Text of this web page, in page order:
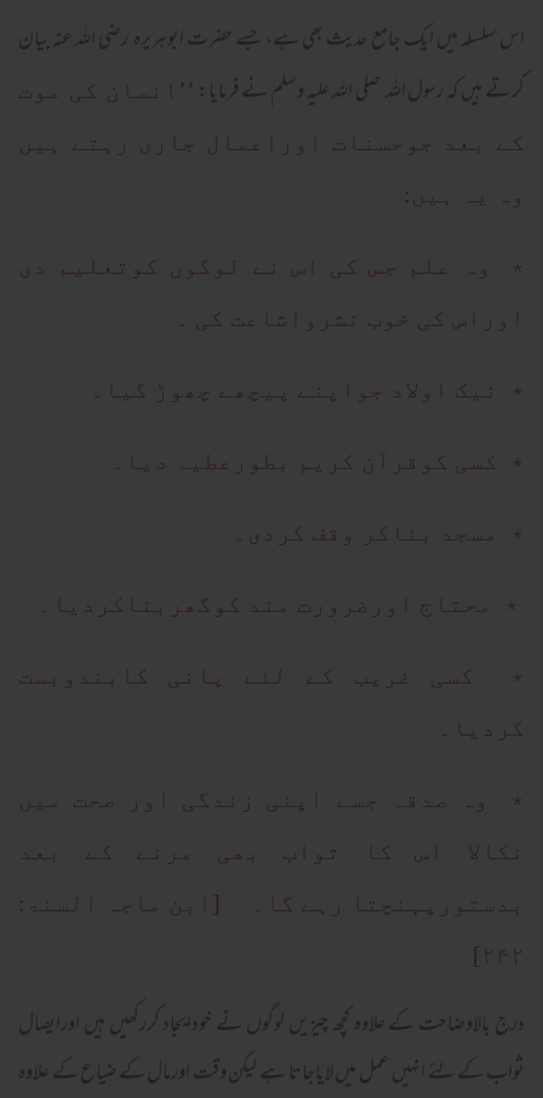
اس سلسلہ میں ایک جامع حدیث بھی ہے، جسے حضرت ابوہریرہ رضی اللہ عنہ بیان
کرتے ہیں کہ رسول اللہ صلی اللہ علیہ وسلم نے فرمایا: ’’انسان کی موت
کے بعد جوحسنات اوراعمال جاری رہتے ہیں
وہ یہ ہیں:
٭ وہ علم جس کی اس نے لوگوں کوتعلیم دی
اوراس کی خوب نشرواشاعت کی ۔
٭ نیک اولاد جواپنے پیچھے چھوڑ گیا۔
٭ کسی کوقرآن کریم بطورعطیہ دیا۔
٭ مسجد بناکر وقف کردی۔
٭ محتاج اورضرورت مند کوگھربناکردیا۔
٭ کسی غریب کے لئے پانی کابندوبست
کردیا۔
٭ وہ صدقہ جسے اپنی زندگی اور صحت میں
نکالا اس کا ثواب بھی مرنے کے بعد
بدستورپہنچتا رہے گا۔ [ابن ماجہ السنۃ:
۲۴۲]
درج بالاوضاحت کے علاوہ کچھ چیزیں لوگوں نے خودایجاد کررکھیں ہیں اورایصال
ثواب کے لئے انہیں عمل میں لایاجاتا ہے لیکن وقت اورمال کے ضیاع کے علاوہ